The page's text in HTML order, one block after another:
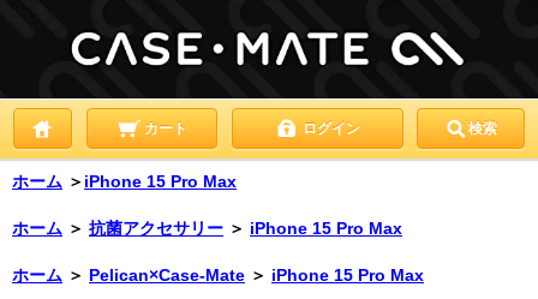
カート ログイン 検索
ホーム ＞ iPhone 15 Pro Max
ホーム ＞ 抗菌アクセサリー ＞ iPhone 15 Pro Max
ホーム ＞ Pelican×Case-Mate ＞ iPhone 15 Pro Max